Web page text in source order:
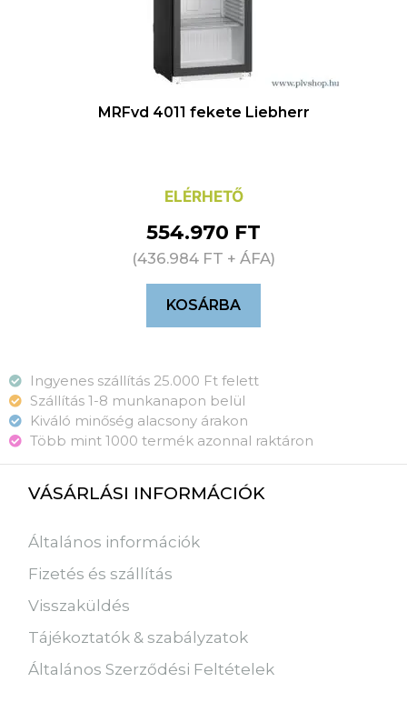
MRFvd 4011 fekete Liebherr
ELÉRHETŐ
554.970 FT
(436.984 FT + ÁFA)
KOSÁRBA
Ingyenes szállítás 25.000 Ft felett
Szállítás 1-8 munkanapon belül
Kiváló minőség alacsony árakon
Több mint 1000 termék azonnal raktáron
VÁSÁRLÁSI INFORMÁCIÓK
Általános információk
Fizetés és szállítás
Visszaküldés
Tájékoztatók & szabályzatok
Általános Szerződési Feltételek